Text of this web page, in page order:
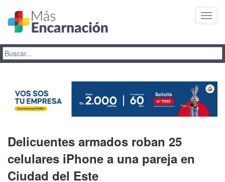
Delicuentes armados roban 25
celulares iPhone a una pareja en
Ciudad del Este